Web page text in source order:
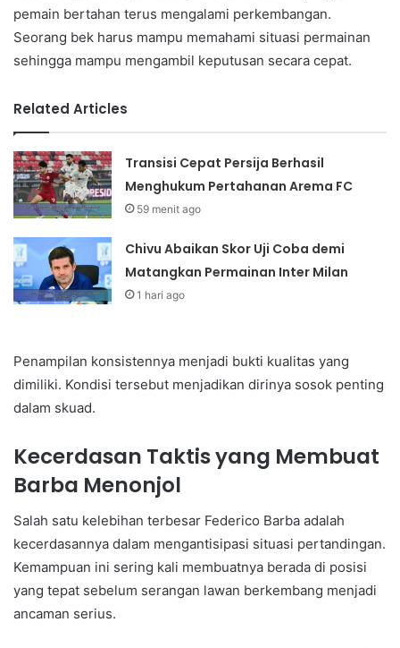
pemain bertahan terus mengalami perkembangan.
Seorang bek harus mampu memahami situasi permainan
sehingga mampu mengambil keputusan secara cepat.
Related Articles
Transisi Cepat Persija Berhasil
Menghukum Pertahanan Arema FC
59 menit ago
Chivu Abaikan Skor Uji Coba demi
Matangkan Permainan Inter Milan
1 hari ago
Penampilan konsistennya menjadi bukti kualitas yang
dimiliki. Kondisi tersebut menjadikan dirinya sosok penting
dalam skuad.
Kecerdasan Taktis yang Membuat
Barba Menonjol
Salah satu kelebihan terbesar Federico Barba adalah
kecerdasannya dalam mengantisipasi situasi pertandingan.
Kemampuan ini sering kali membuatnya berada di posisi
yang tepat sebelum serangan lawan berkembang menjadi
ancaman serius.